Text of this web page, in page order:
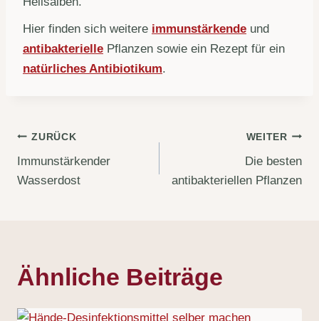
Hier finden sich weitere immunstärkende und
antibakterielle Pflanzen sowie ein Rezept für ein
natürliches Antibiotikum.
Beitragsnavigation
ZURÜCK
Immunstärkender
Wasserdost
WEITER
Die besten
antibakteriellen Pflanzen
Ähnliche Beiträge